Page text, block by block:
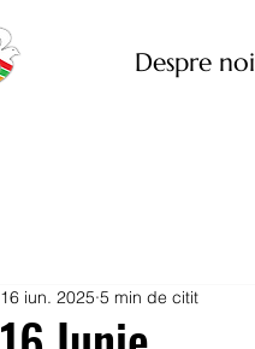
Despre noi
16 iun. 2025 5 min de citit